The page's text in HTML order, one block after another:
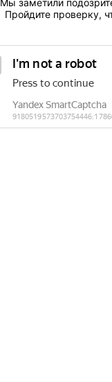
Пройдите проверку,